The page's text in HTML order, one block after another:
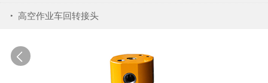
高空作业车回转接头